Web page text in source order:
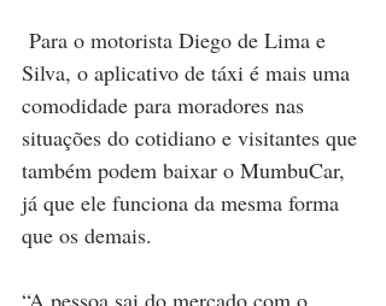
Para o motorista Diego de Lima e
Silva, o aplicativo de táxi é mais uma
comodidade para moradores nas
situações do cotidiano e visitantes que
também podem baixar o MumbuCar,
já que ele funciona da mesma forma
que os demais.
“A pessoa sai do mercado com o